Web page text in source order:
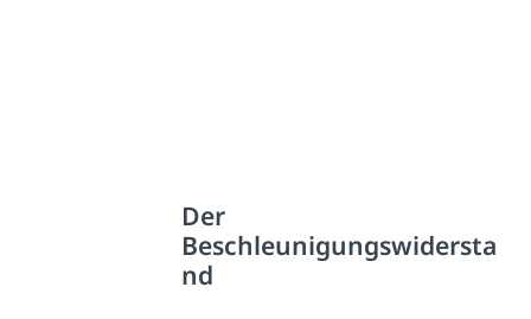
Der
Beschleunigungswidersta
nd